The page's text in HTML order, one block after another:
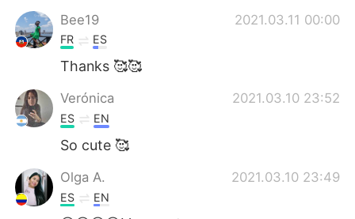
Türkçe
Português
Bee19
2021.03.11 00:00
FR ES
Thanks 🥰🥰
Verónica 2021.03.10 23:52
ES EN
So cute 🥰
Olga A. 2021.03.10 23:49
ES EN